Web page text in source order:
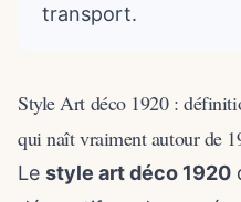
transport.
Style Art déco 1920 :
qui naît vraiment autour de
Le style art déco 1920